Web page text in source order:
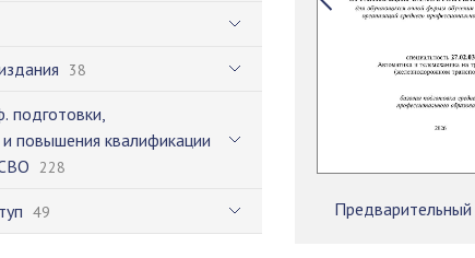
38
подготовки,
повышения квалификации
228
49